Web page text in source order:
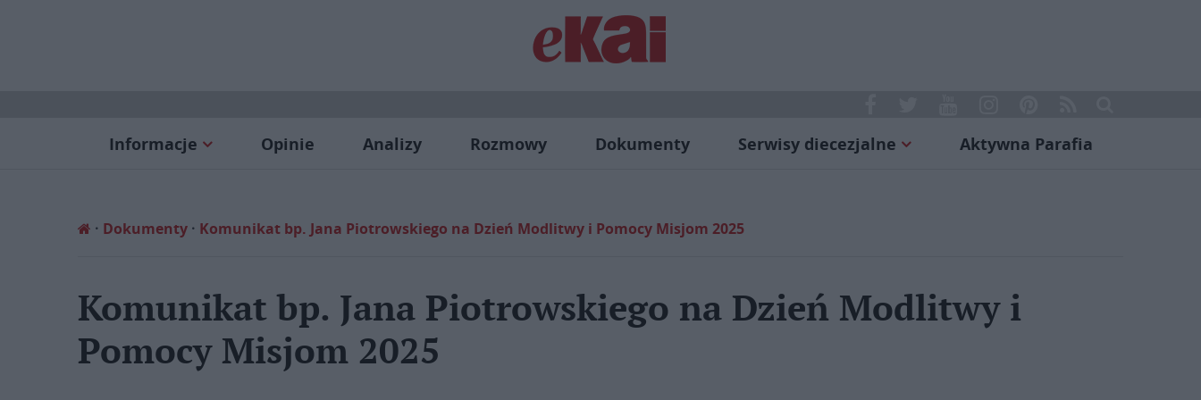
Informacje Opinie Analizy Rozmowy Dokumenty Serwisy diecezjalne Aktywna Parafia
Dokumenty Komunikat bp. Jana Piotrowskiego na Dzień Modlitwy i Pomocy Misjom 2025
Komunikat bp. Jana Piotrowskiego na Dzień Modlitwy i
Pomocy Misjom 2025